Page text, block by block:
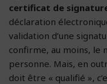
certificat de
déclaration
validation d’une
confirme, au moins, le
personne. Mais, en
doit être « qualifié »,